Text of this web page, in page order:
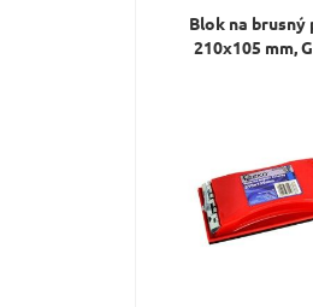
Blok na brusný
210x105 mm,